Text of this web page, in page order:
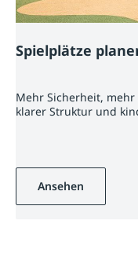
Spielplätze
Mehr Sicherheit,
klarer Struktur und
Ansehen